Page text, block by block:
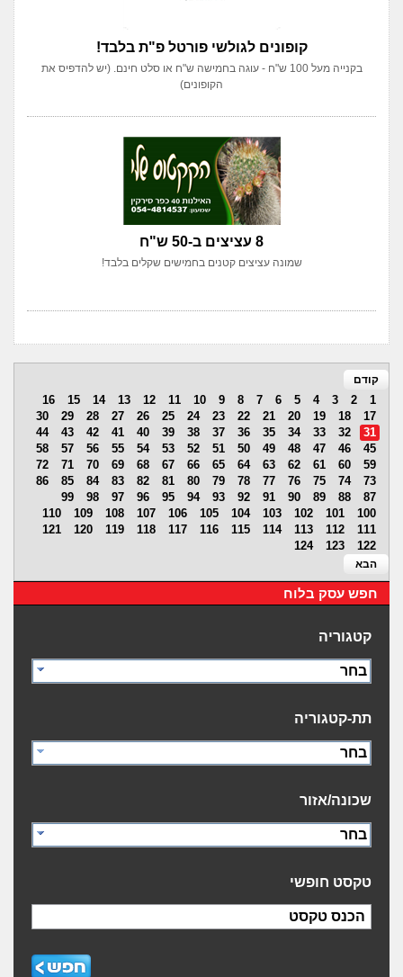
קופונים לגולשי פורטל פ"ת בלבד!
בקנייה מעל 100 ש"ח - עוגה בחמישה ש"ח או סלט חינם. (יש להדפיס את
הקופונים)
8 עציצים ב-50 ש"ח
שמונה עציצים קטנים בחמישים שקלים בלבד!
קודם
1
2
3
4
5
6
7
8
9
10
11
12
13
14
15
16
17
18
19
20
21
22
23
24
25
26
27
28
29
30
31
32
33
34
35
36
37
38
39
40
41
42
43
44
45
46
47
48
49
50
51
52
53
54
55
56
57
58
59
60
61
62
63
64
65
66
67
68
69
70
71
72
73
74
75
76
77
78
79
80
81
82
83
84
85
86
87
88
89
90
91
92
93
94
95
96
97
98
99
100
101
102
103
104
105
106
107
108
109
110
111
112
113
114
115
116
117
118
119
120
121
122
123
124
הבא
חפש עסק בלוח
קטגוריה
בחר
תת-קטגוריה
בחר
שכונה/אזור
בחר
טקסט חופשי
הכנס טקסט